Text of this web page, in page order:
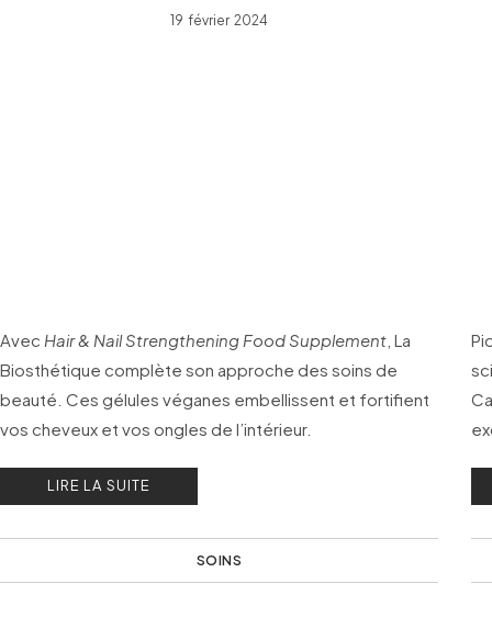
19 février 2024
Avec Hair & Nail Strengthening Food Supplement , La
Biosthétique complète son approche des soins de
beauté. Ces gélules véganes embellissent et fortifient
vos cheveux et vos ongles de l’intérieur.
LIRE LA SUITE
SOINS